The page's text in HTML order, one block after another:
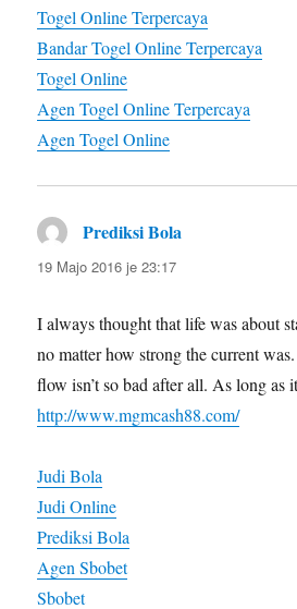
Togel Online Terpercaya
Bandar Togel Online Terpercaya
Togel Online
Agen Togel Online Terpercaya
Agen Togel Online
Prediksi Bola
19 Majo 2016 je 23:17
I always thought that life was about
no matter how strong the current
flow isn’t so bad after all. As long as
http://www.mgmcash88.com/
Judi Bola
Judi Online
Prediksi Bola
Agen Sbobet
Sbobet